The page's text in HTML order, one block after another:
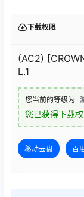
下载权限
(AC2)
L.1
您当前的等级为
您已获得下载
移动云盘 百